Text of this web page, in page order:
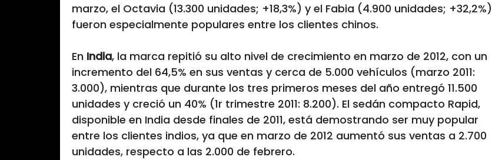
marzo, el Octavia (13.300 unidades; +18,3%) y el Fabia (4.900 unidades; +32,2%)
fueron especialmente populares entre los clientes chinos.
En India, la marca repitió su alto nivel de crecimiento en marzo de 2012, con un
incremento del 64,5% en sus ventas y cerca de 5.000 vehículos (marzo 2011:
3.000), mientras que durante los tres primeros meses del año entregó 11.500
unidades y creció un 40% (1r trimestre 2011: 8.200). El sedán compacto Rapid,
disponible en India desde finales de 2011, está demostrando ser muy popular
entre los clientes indios, ya que en marzo de 2012 aumentó sus ventas a 2.700
unidades, respecto a las 2.000 de febrero.